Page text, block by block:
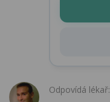
Odpovídá lékař: